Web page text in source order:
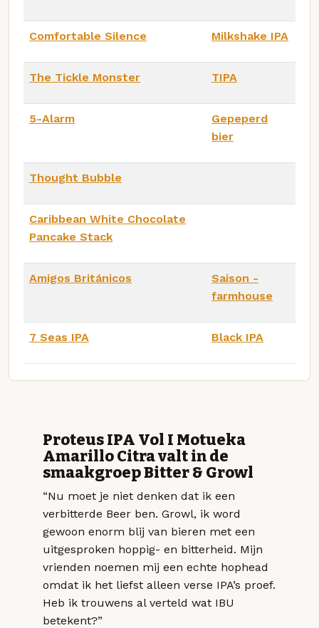
Comfortable Silence Milkshake IPA
The Tickle Monster TIPA
5-Alarm
Gepeperd
bier
Thought Bubble
Caribbean White Chocolate
Pancake Stack
Amigos Británicos
Saison -
farmhouse
7 Seas IPA Black IPA
Proteus IPA Vol I Motueka
Amarillo Citra valt in de
smaakgroep Bitter & Growl
“Nu moet je niet denken dat ik een
verbitterde Beer ben. Growl, ik word
gewoon enorm blij van bieren met een
uitgesproken hoppig- en bitterheid. Mijn
vrienden noemen mij een echte hophead
omdat ik het liefst alleen verse IPA’s proef.
Heb ik trouwens al verteld wat IBU
betekent?”